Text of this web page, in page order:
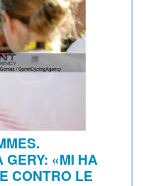
GERY: «MI HA
CONTRO LE